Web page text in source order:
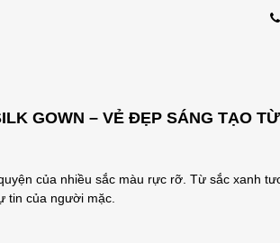
GOWN – VẺ ĐẸP SÁNG TẠO
của nhiều sắc màu rực rỡ. Từ sắc xanh
tin của người mặc.